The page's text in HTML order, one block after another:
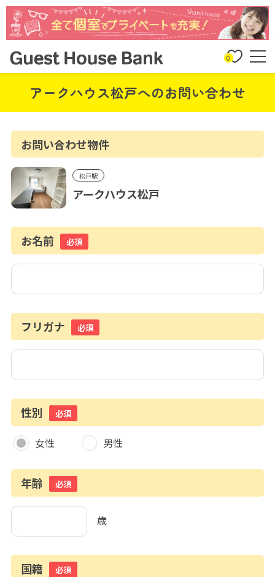
0
アークハウス松戸へのお問い合わせ
お問い合わせ物件
松戸駅
アークハウス松戸
お名前 必須
フリガナ 必須
性別 必須
女性 男性
年齢 必須
歳
国籍 必須